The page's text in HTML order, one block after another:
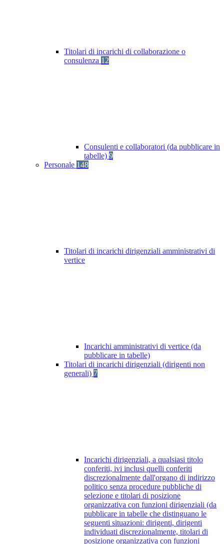
Titolari di incarichi di collaborazione o
consulenza 12
Consulenti e collaboratori (da pubblicare in
tabelle) 9
Personale 148
Titolari di incarichi dirigenziali amministrativi di
vertice
Incarichi amministrativi di vertice (da
pubblicare in tabelle)
Titolari di incarichi dirigenziali (dirigenti non
generali) 7
Incarichi dirigenziali, a qualsiasi titolo
conferiti, ivi inclusi quelli conferiti
discrezionalmente dall'organo di indirizzo
politico senza procedure pubbliche di
selezione e titolari di posizione
organizzativa con funzioni dirigenziali (da
pubblicare in tabelle che distinguano le
seguenti situazioni: dirigenti, dirigenti
individuati discrezionalmente, titolari di
posizione organizzativa con funzioni